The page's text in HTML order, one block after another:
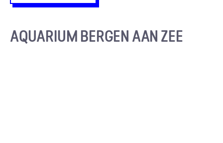
AQUARIUM BERGEN AAN ZEE